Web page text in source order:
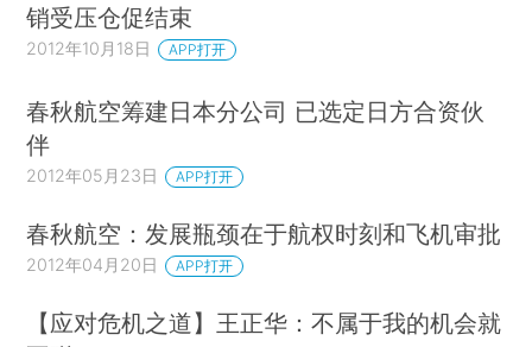
销受压仓促结束
2012年10月18日 APP打开
春秋航空筹建日本分公司 已选定日方合资伙
伴
2012年05月23日 APP打开
春秋航空：发展瓶颈在于航权时刻和飞机审批
2012年04月20日 APP打开
【应对危机之道】王正华：不属于我的机会就